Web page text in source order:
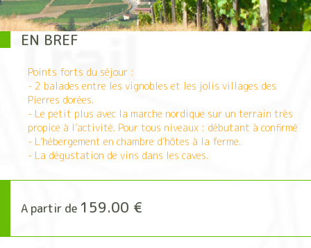
EN BREF
Points forts du séjour :
- 2 balades entre les vignobles et les jolis villages des
Pierres dorées.
- Le petit plus avec la marche nordique sur un terrain très
propice à l’activité. Pour tous niveaux : débutant à confirmé
- L’hébergement en chambre d’hôtes à la ferme.
- La dégustation de vins dans les caves.
A partir de 159.00 €